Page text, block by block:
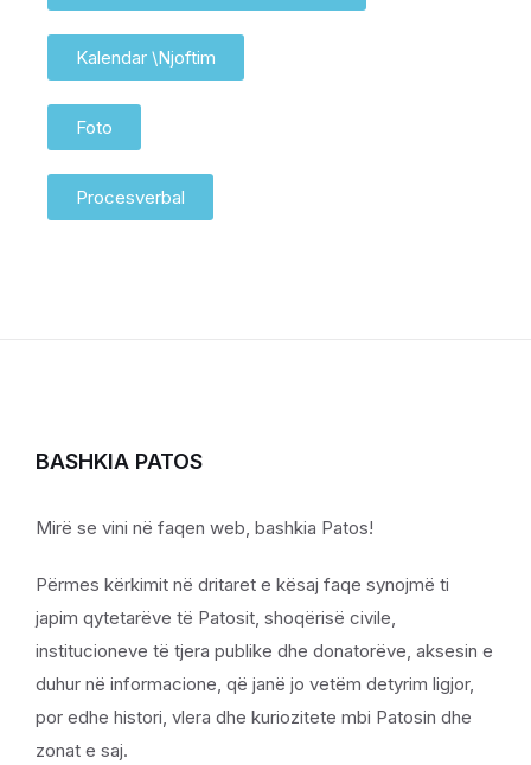
Kalendar \Njoftim
Foto
Procesverbal
BASHKIA PATOS
Mirë se vini në faqen web, bashkia Patos!
Përmes kërkimit në dritaret e kësaj faqe synojmë ti
japim qytetarëve të Patosit, shoqërisë civile,
institucioneve të tjera publike dhe donatorëve, aksesin e
duhur në informacione, që janë jo vetëm detyrim ligjor,
por edhe histori, vlera dhe kuriozitete mbi Patosin dhe
zonat e saj.